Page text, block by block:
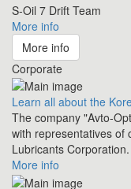
S-Oil 7 Drift Team
More info
More info
Corporate
Learn all about the
The company "Avto-
with representatives of
Lubricants Corporation.
More info